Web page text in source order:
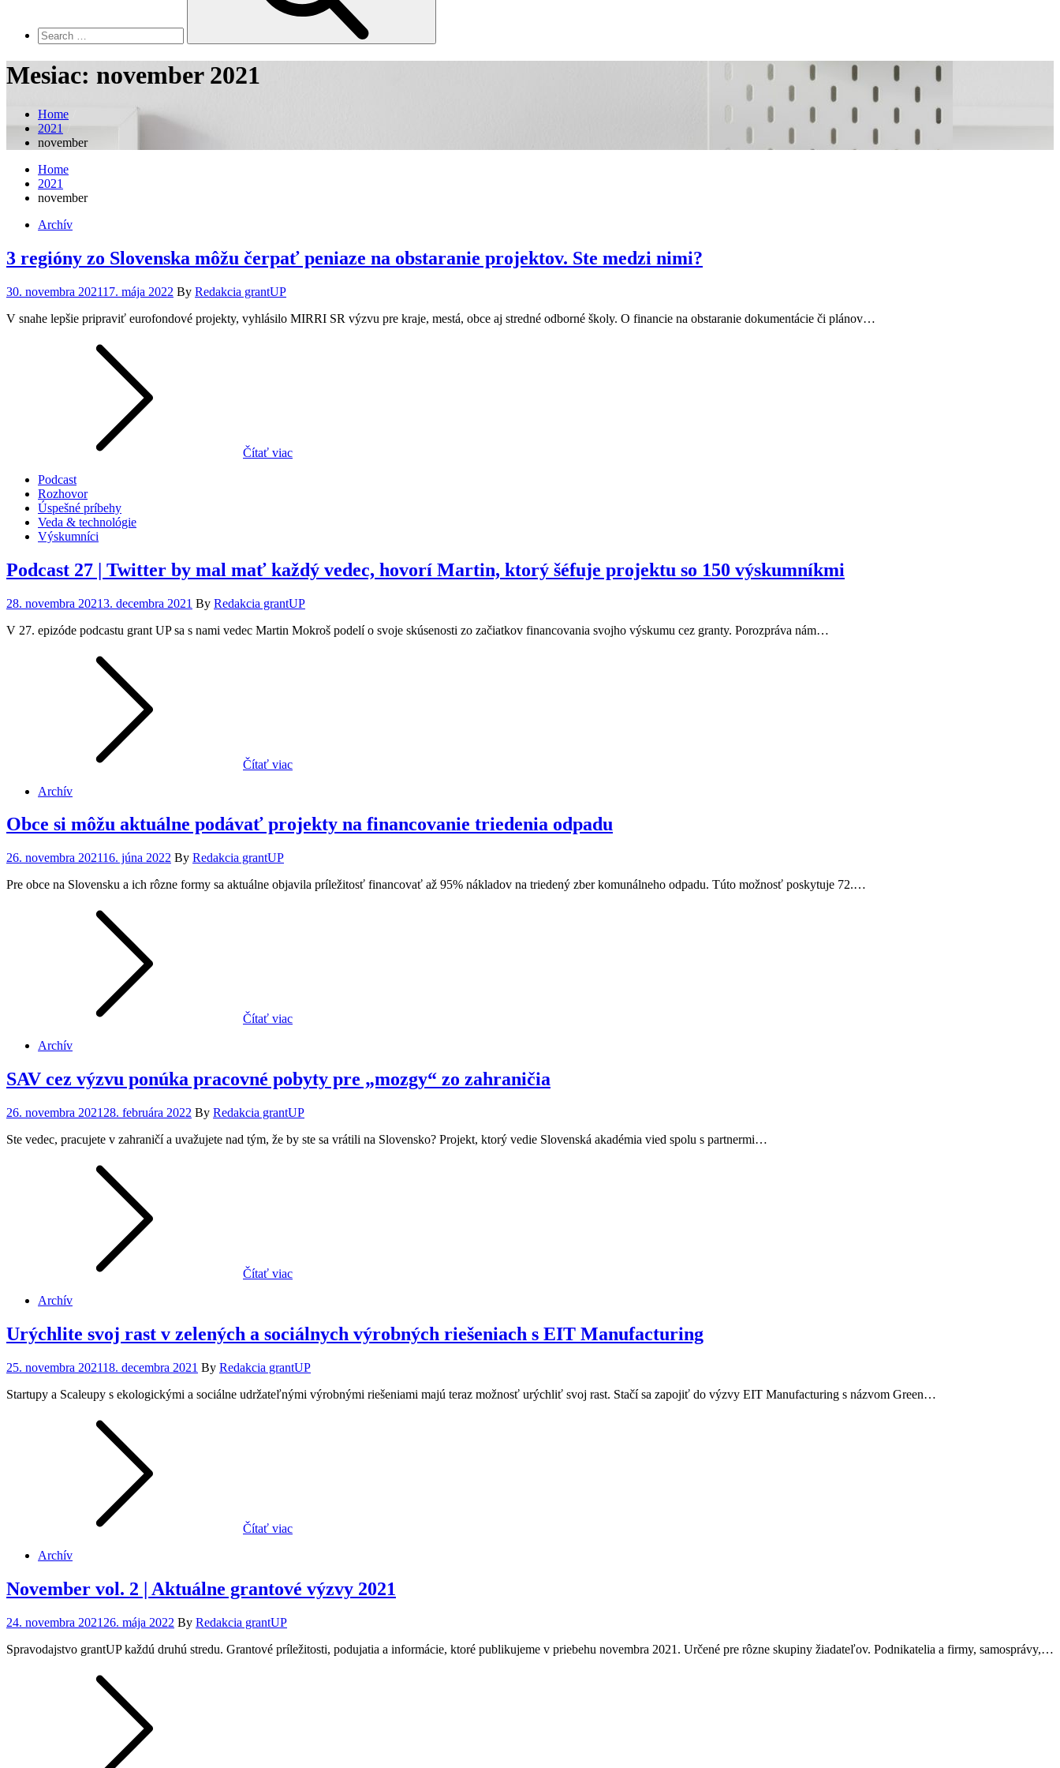
Mesiac: november 2021
Home
2021
november
Home
2021
november
Archív
3 regióny zo Slovenska môžu čerpať peniaze na obstaranie projektov. Ste medzi nimi?
Posted
30. novembra 202117. mája 2022 By Redakcia grantUP
V snahe lepšie pripraviť eurofondové projekty, vyhlásilo MIRRI SR výzvu pre kraje, mestá, obce aj stredné odborné školy. O financie na obstaranie dokumentácie či plánov…
Čítať viac
Podcast
Rozhovor
Úspešné príbehy
Veda & technológie
Výskumníci
Podcast 27 | Twitter by mal mať každý vedec, hovorí Martin, ktorý šéfuje projektu so 150 výskumníkmi
Posted
28. novembra 20213. decembra 2021 By Redakcia grantUP
V 27. epizóde podcastu grant UP sa s nami vedec Martin Mokroš podelí o svoje skúsenosti zo začiatkov financovania svojho výskumu cez granty. Porozpráva nám…
Čítať viac
Archív
Obce si môžu aktuálne podávať projekty na financovanie triedenia odpadu
Posted
26. novembra 202116. júna 2022 By Redakcia grantUP
Pre obce na Slovensku a ich rôzne formy sa aktuálne objavila príležitosť financovať až 95% nákladov na triedený zber komunálneho odpadu. Túto možnosť poskytuje 72.…
Čítať viac
Archív
SAV cez výzvu ponúka pracovné pobyty pre „mozgy“ zo zahraničia
Posted
26. novembra 2021 28. februára 2022 By Redakcia grantUP
Ste vedec, pracujete v zahraničí a uvažujete nad tým, že by ste sa vrátili na Slovensko? Projekt, ktorý vedie Slovenská akadémia vied spolu s partnermi…
Čítať viac
Archív
Urýchlite svoj rast v zelených a sociálnych výrobných riešeniach s EIT Manufacturing
Posted
25. novembra 202118. decembra 2021 By Redakcia grantUP
Startupy a Scaleupy s ekologickými a sociálne udržateľnými výrobnými riešeniami majú teraz možnosť urýchliť svoj rast. Stačí sa zapojiť do výzvy EIT Manufacturing s názvom Green…
Čítať viac
Archív
November vol. 2 | Aktuálne grantové výzvy 2021
Posted
24. novembra 2021 26. mája 2022 By Redakcia grantUP
Spravodajstvo grantUP každú druhú stredu. Grantové príležitosti, podujatia a informácie, ktoré publikujeme v priebehu novembra 2021. Určené pre rôzne skupiny žiadateľov. Podnikatelia a firmy, samosprávy,…